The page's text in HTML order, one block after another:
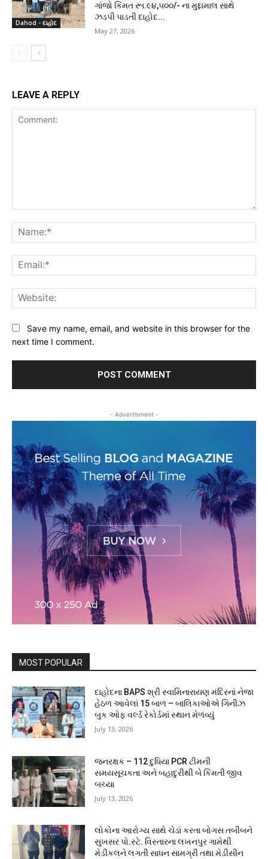
Dahod - દાહોદ
ગાંજો કિંમત રૂા.૯૪,૫૦૦/- ના મુદ્દામાલ સાથે
ઝડપી પાડતી દાહોદ...
May 27, 2026
LEAVE A REPLY
Save my name, email, and website in this browser for the
next time I comment.
- Advertisment -
MOST POPULAR
દાહોદના BAPS શ્રી સ્વામિનારાયણ મંદિરનાં નેજા
હેઠળ આવેલાં 15 બાળ – બાલિકાઓએ ગિનીઝ
બુક ઓફ વર્લ્ડ રેકોર્ડમાં સ્થાન મેળવ્યું
July 13, 2026
જનરક્ષક – 112 દુધિયા PCR ટીમની
સમયસૂચકતા અને બહાદુરીથી બે કિંમતી જીવ
બચ્યા
July 13, 2026
લોકોના આરોગ્ય સાથે ચેડાં કરતા બોગસ તબીબને
સુખસર પો.સ્ટે. વિસ્તારના લખનપુર ગામેથી
મેડીકલને લગતી સાધન સામગ્રી તથા મેડીસીન